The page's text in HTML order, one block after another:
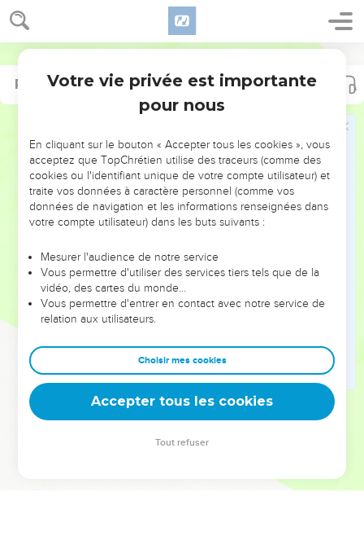
NE MANQUEZ PAS L’ÉVÉNEMENT
DE L’ANNÉE !
ET SI LEURS ERREURS POUVAIENT VOUS ÉVITER LES
VOTRES ?
leur foi ou leur vision. Mais on voit moins les doutes, les erreurs
et les saisons difficiles qu'ils ont traversés, alors même que ce
sont elles qui les ont façonnés.
Dans cette conférence, leaders, entrepreneurs, et responsables
clés pour avancer avec plus de sagesse afin que leurs erreurs
deviennent vos tremplins. Que vous guidiez un ministère, une
équipe, un groupe ou une famille, leur expérience est faite
Psaumes 103
Votre vie privée est importante
pour nous
En cliquant sur le bouton « Accepter tous les cookies », vous
acceptez que TopChrétien utilise des traceurs (comme des
cookies ou l'identifiant unique de votre compte utilisateur) et
traite vos données à caractère personnel (comme vos
données de navigation et les informations renseignées dans
votre compte utilisateur) dans les buts suivants :
Mesurer l'audience de notre service
Vous permettre d'utiliser des services tiers tels que de la
vidéo, des cartes du monde…
Vous permettre d'entrer en contact avec notre service de
relation aux utilisateurs.
Choisir mes cookies
Accepter tous les cookies
Tout refuser